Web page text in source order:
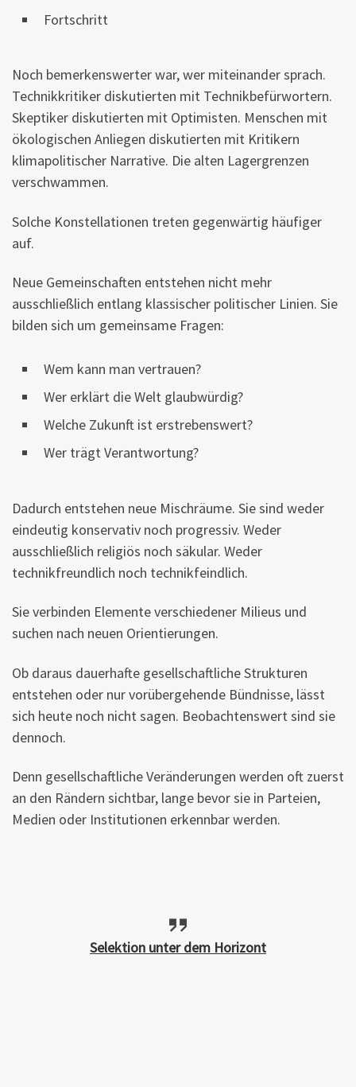
Fortschritt
Noch bemerkenswerter war, wer miteinander sprach.
Technikkritiker diskutierten mit Technikbefürwortern.
Skeptiker diskutierten mit Optimisten. Menschen mit
ökologischen Anliegen diskutierten mit Kritikern
klimapolitischer Narrative. Die alten Lagergrenzen
verschwammen.
Solche Konstellationen treten gegenwärtig häufiger
auf.
Neue Gemeinschaften entstehen nicht mehr
ausschließlich entlang klassischer politischer Linien. Sie
bilden sich um gemeinsame Fragen:
Wem kann man vertrauen?
Wer erklärt die Welt glaubwürdig?
Welche Zukunft ist erstrebenswert?
Wer trägt Verantwortung?
Dadurch entstehen neue Mischräume. Sie sind weder
eindeutig konservativ noch progressiv. Weder
ausschließlich religiös noch säkular. Weder
technikfreundlich noch technikfeindlich.
Sie verbinden Elemente verschiedener Milieus und
suchen nach neuen Orientierungen.
Ob daraus dauerhafte gesellschaftliche Strukturen
entstehen oder nur vorübergehende Bündnisse, lässt
sich heute noch nicht sagen. Beobachtenswert sind sie
dennoch.
Denn gesellschaftliche Veränderungen werden oft zuerst
an den Rändern sichtbar, lange bevor sie in Parteien,
Medien oder Institutionen erkennbar werden.
Selektion unter dem Horizont